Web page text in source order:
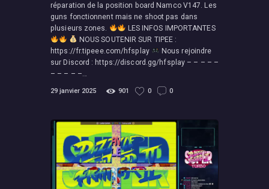
réparation de la position board Namco V147. Les
guns fonctionnent mais ne shoot pas dans
plusieurs zones.
LES INFOS IMPORTANTES
NOUS SOUTENIR SUR TIPEE :
https://fr.tipeee.com/hfsplay
Nous rejoindre
sur Discord : https://discord.gg/hfsplay – – – – –
– – – – –…
29 janvier 2025 901 0 0